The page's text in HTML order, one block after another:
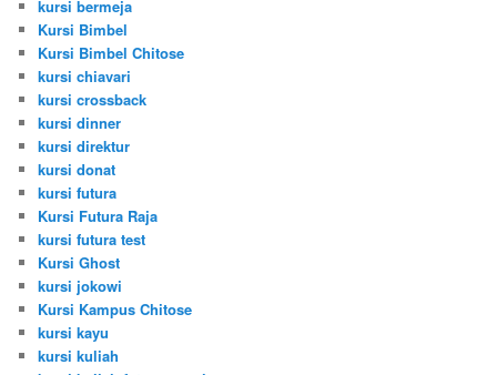
kursi bermeja
Kursi Bimbel
Kursi Bimbel Chitose
kursi chiavari
kursi crossback
kursi dinner
kursi direktur
kursi donat
kursi futura
Kursi Futura Raja
kursi futura test
Kursi Ghost
kursi jokowi
Kursi Kampus Chitose
kursi kayu
kursi kuliah